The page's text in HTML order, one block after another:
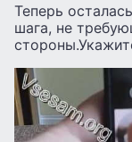
Теперь
шага, не